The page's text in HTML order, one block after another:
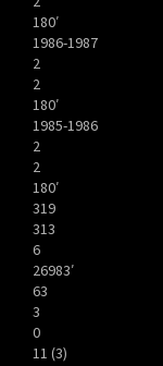
180′
1986-1987
2
2
180′
1985-1986
2
2
180′
319
313
6
26983′
63
3
0
11 (3)